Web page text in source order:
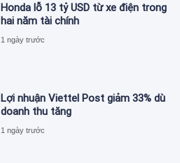
Honda lỗ 13 tỷ USD từ xe điện trong
hai năm tài chính
1 ngày trước
Lợi nhuận Viettel Post giảm 33% dù
doanh thu tăng
1 ngày trước